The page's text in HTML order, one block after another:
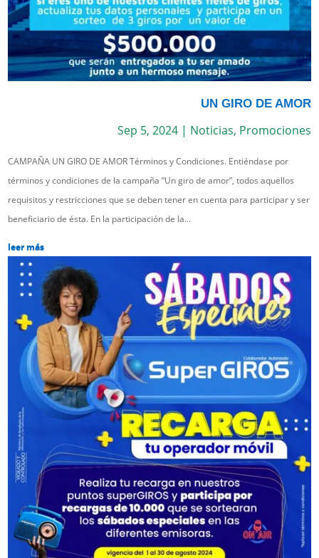
UN GIRO DE AMOR
Sep 5, 2024| Noticias, Promociones
CAMPAÑA UN GIRO DE AMOR Términos y Condiciones. Entiéndase por
términos y condiciones de la campaña “Un giro de amor”, todos aquellos
requisitos y restricciones que se deben tener en cuenta para participar y ser
beneficiario de ésta. En la participación de la...
leer más